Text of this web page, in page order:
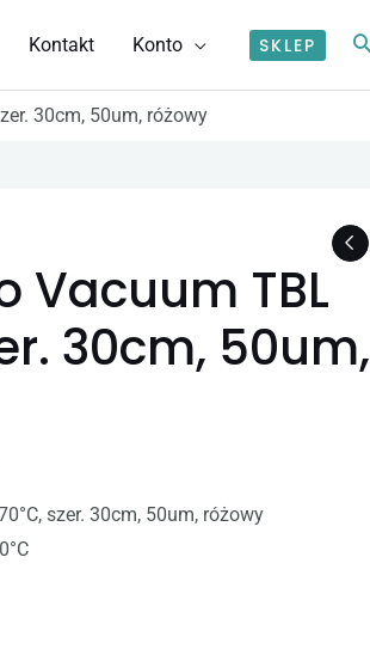
Kontakt Konto SKLEP
30cm, 50um, różowy
Vacuum TBL
30cm, 50um,
szer. 30cm, 50um, różowy